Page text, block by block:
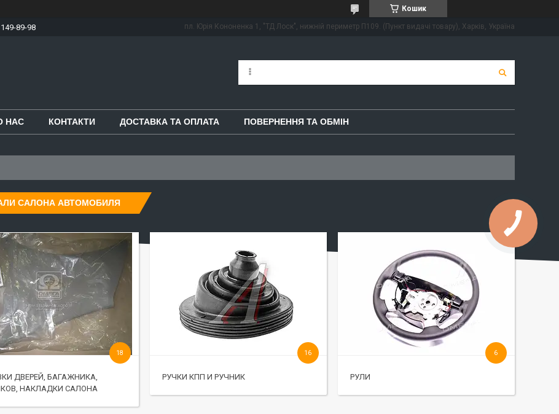
Кошик
89-98 пл. Юрія Кононенка 1, "ТД Лоск", нижній периметр П109. (Пункт видачі товару), Харків, Україна
НАС КОНТАКТИ ДОСТАВКА ТА ОПЛАТА ПОВЕРНЕННЯ ТА ОБМІН
САЛОНА АВТОМОБИЛЯ
ДВЕРЕЙ, БАГАЖНИКА,
НАКЛАДКИ САЛОНА
18
РУЧКИ КПП И РУЧНИК
16
РУЛИ
6